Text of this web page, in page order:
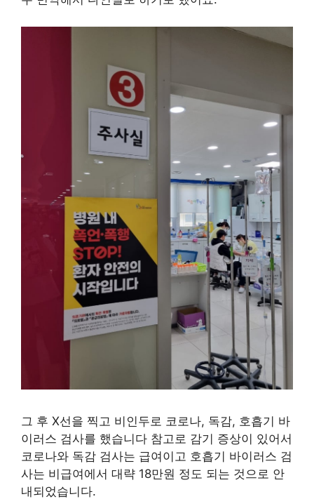
그 후 X선을 찍고 비인두로 코로나, 독감, 호흡기 바
이러스 검사를 했습니다 참고로 감기 증상이 있어서
코로나와 독감 검사는 급여이고 호흡기 바이러스 검
사는 비급여에서 대략 18만원 정도 되는 것으로 안
내되었습니다.